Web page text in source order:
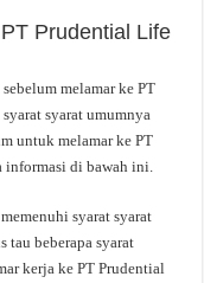
Prudential Life
melamar ke PT
syarat umumnya
untuk melamar ke PT
informasi di bawah ini.
syarat syarat
tau beberapa syarat
kerja ke PT Prudential